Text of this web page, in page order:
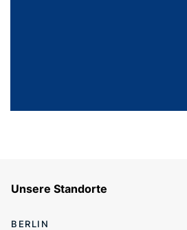
Unsere Standorte
BERLIN